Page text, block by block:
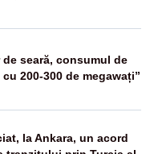
seară, consumul de
200-300 de megawați”
la Ankara, un acord